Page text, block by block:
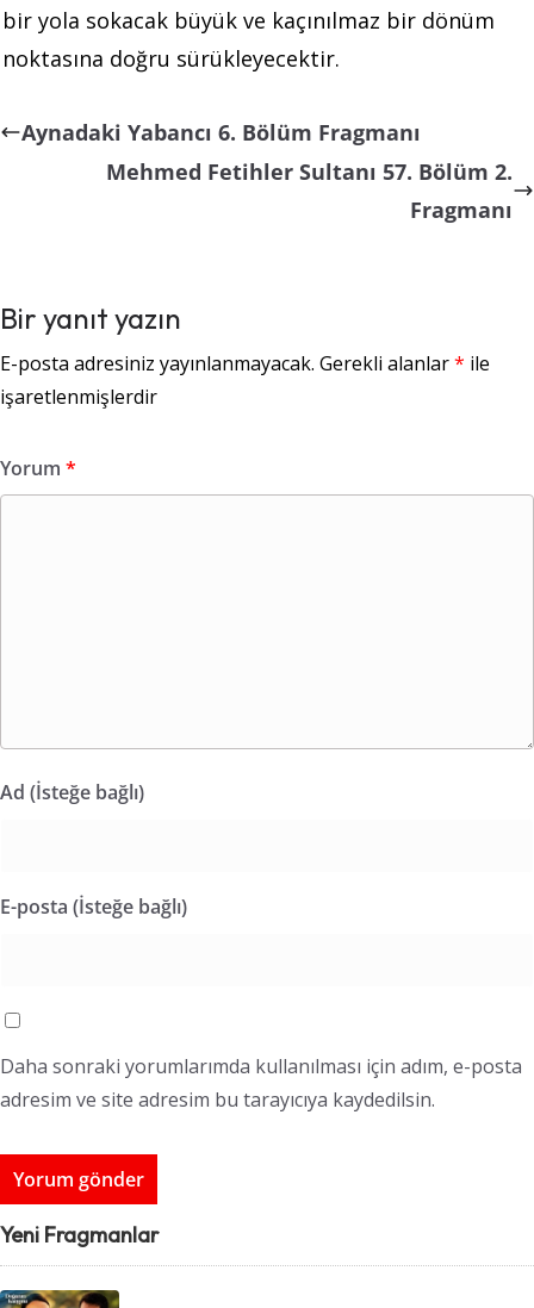
bir yola sokacak büyük ve kaçınılmaz bir dönüm
noktasına doğru sürükleyecektir.
Aynadaki Yabancı 6. Bölüm Fragmanı
Mehmed Fetihler Sultanı 57. Bölüm 2.
Fragmanı
Bir yanıt yazın
E-posta adresiniz yayınlanmayacak. Gerekli alanlar* ile
işaretlenmişlerdir
Yorum *
Ad (İsteğe bağlı)
E-posta (İsteğe bağlı)
Daha sonraki yorumlarımda kullanılması için adım, e-posta
adresim ve site adresim bu tarayıcıya kaydedilsin.
Yeni Fragmanlar